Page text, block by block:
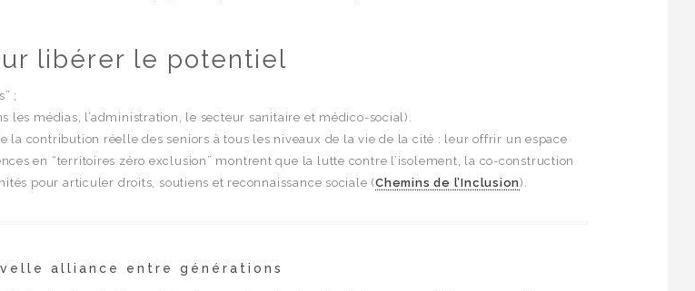
libérer le potentiel
;
médias, l’administration, le secteur sanitaire et médico-social).
la contribution réelle des seniors à tous les niveaux de la vie de la cité : leur offrir un espace
en “territoires zéro exclusion” montrent que la lutte contre l’isolement, la co-construction
pour articuler droits, soutiens et reconnaissance sociale (Chemins de l’Inclusion).
alliance entre générations